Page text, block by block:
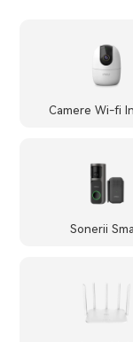
Camere Wi-fi
Sonerii